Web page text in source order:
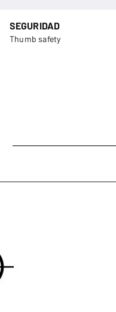
SEGURIDAD
Thumb safety